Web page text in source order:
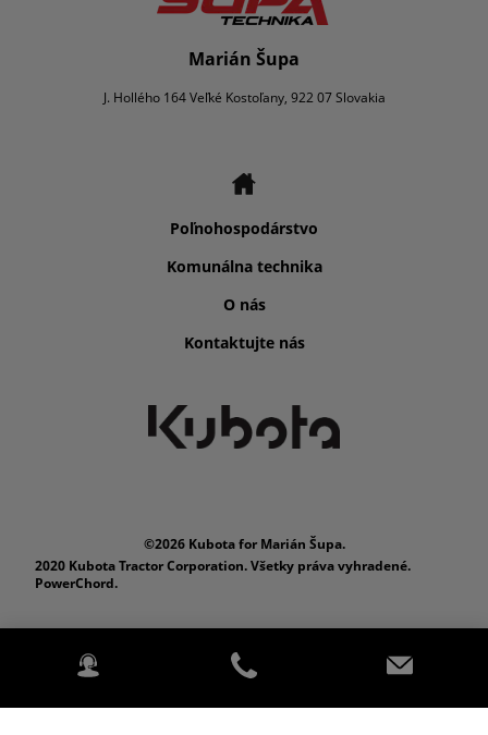
Marián Šupa
J. Hollého 164 Veľké Kostoľany, 922 07 Slovakia
Poľnohospodárstvo
Komunálna technika
O nás
Kontaktujte nás
©2026 Kubota for Marián Šupa.
2020 Kubota Tractor Corporation. Všetky práva vyhradené.
PowerChord.
Ochrana Osobných Údajov